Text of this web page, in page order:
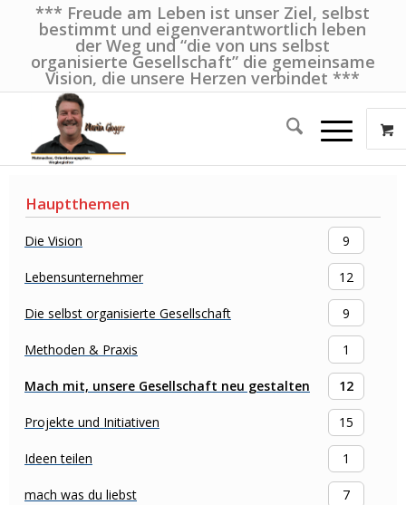
*** Freude am Leben ist unser Ziel, selbst
bestimmt und eigenverantwortlich leben
der Weg und “die von uns selbst
organisierte Gesellschaft” die gemeinsame
Vision, die unsere Herzen verbindet ***
Hauptthemen
Die Vision 9
Lebensunternehmer 12
Die selbst organisierte Gesellschaft 9
Methoden & Praxis 1
Mach mit, unsere Gesellschaft neu gestalten 12
Projekte und Initiativen 15
Ideen teilen 1
mach was du liebst 7